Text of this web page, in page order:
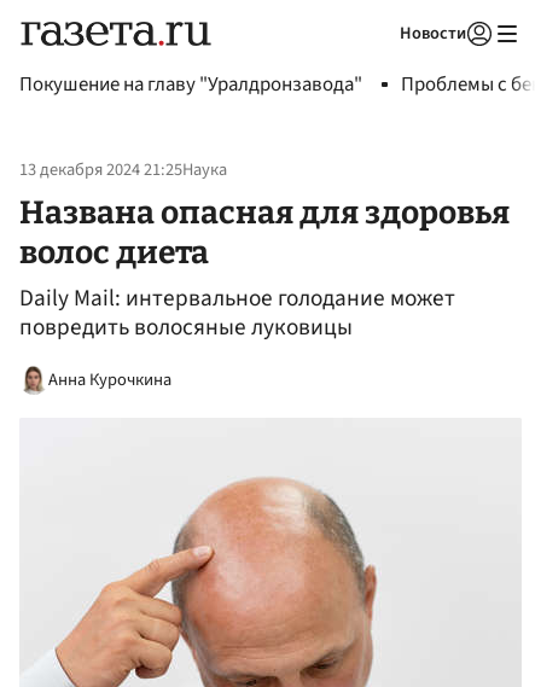
Новости
Покушение на главу "Уралдронзавода" Проблемы с
13 декабря 2024 21:25Наука
Названа опасная для здоровья
волос диета
Daily Mail: интервальное голодание может
повредить волосяные луковицы
Анна Курочкина